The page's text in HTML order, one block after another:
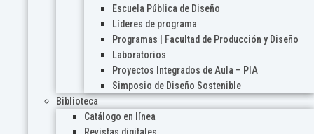
Escuela Pública de Diseño
Líderes de programa
Programas | Facultad de Producción y Diseño
Laboratorios
Proyectos Integrados de Aula – PIA
Simposio de Diseño Sostenible
Biblioteca
Catálogo en línea